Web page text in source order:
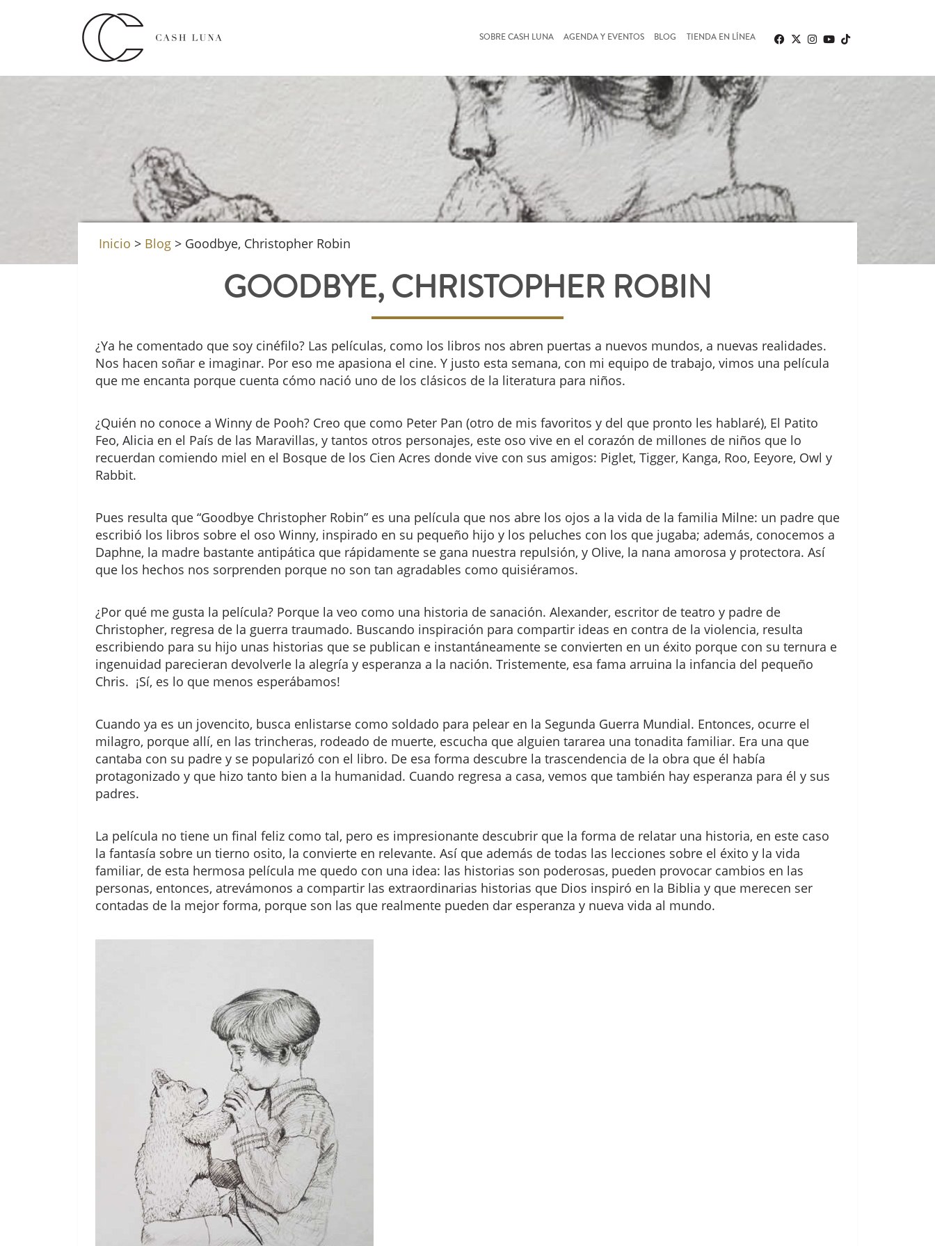
SOBRE CASH LUNA AGENDA Y EVENTOS BLOG TIENDA EN LÍNEA
Inicio > Blog> Goodbye, Christopher Robin
GOODBYE, CHRISTOPHER ROBIN
¿Ya he comentado que soy cinéfilo? Las películas, como los libros nos abren puertas a nuevos mundos, a nuevas realidades.
Nos hacen soñar e imaginar. Por eso me apasiona el cine. Y justo esta semana, con mi equipo de trabajo, vimos una película
que me encanta porque cuenta cómo nació uno de los clásicos de la literatura para niños.
¿Quién no conoce a Winny de Pooh? Creo que como Peter Pan (otro de mis favoritos y del que pronto les hablaré), El Patito
Feo, Alicia en el País de las Maravillas, y tantos otros personajes, este oso vive en el corazón de millones de niños que lo
recuerdan comiendo miel en el Bosque de los Cien Acres donde vive con sus amigos: Piglet, Tigger, Kanga, Roo, Eeyore, Owl y
Rabbit.
Pues resulta que “Goodbye Christopher Robin” es una película que nos abre los ojos a la vida de la familia Milne: un padre que
escribió los libros sobre el oso Winny, inspirado en su pequeño hijo y los peluches con los que jugaba; además, conocemos a
Daphne, la madre bastante antipática que rápidamente se gana nuestra repulsión, y Olive, la nana amorosa y protectora. Así
que los hechos nos sorprenden porque no son tan agradables como quisiéramos.
¿Por qué me gusta la película? Porque la veo como una historia de sanación. Alexander, escritor de teatro y padre de
Christopher, regresa de la guerra traumado. Buscando inspiración para compartir ideas en contra de la violencia, resulta
escribiendo para su hijo unas historias que se publican e instantáneamente se convierten en un éxito porque con su ternura e
ingenuidad parecieran devolverle la alegría y esperanza a la nación. Tristemente, esa fama arruina la infancia del pequeño
Chris. ¡Sí, es lo que menos esperábamos!
Cuando ya es un jovencito, busca enlistarse como soldado para pelear en la Segunda Guerra Mundial. Entonces, ocurre el
milagro, porque allí, en las trincheras, rodeado de muerte, escucha que alguien tararea una tonadita familiar. Era una que
cantaba con su padre y se popularizó con el libro. De esa forma descubre la trascendencia de la obra que él había
protagonizado y que hizo tanto bien a la humanidad. Cuando regresa a casa, vemos que también hay esperanza para él y sus
padres.
La película no tiene un final feliz como tal, pero es impresionante descubrir que la forma de relatar una historia, en este caso
la fantasía sobre un tierno osito, la convierte en relevante. Así que además de todas las lecciones sobre el éxito y la vida
familiar, de esta hermosa película me quedo con una idea: las historias son poderosas, pueden provocar cambios en las
personas, entonces, atrevámonos a compartir las extraordinarias historias que Dios inspiró en la Biblia y que merecen ser
contadas de la mejor forma, porque son las que realmente pueden dar esperanza y nueva vida al mundo.